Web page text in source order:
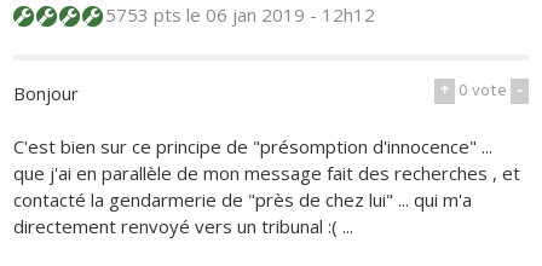
5753 ptsle 06 jan 2019 - 12h12
+ 0vote -
Bonjour
C'est bien sur ce principe de "présomption d'innocence" ...
que j'ai en parallèle de mon message fait des recherches , et
contacté la gendarmerie de "près de chez lui" ... qui m'a
directement renvoyé vers un tribunal :( ...